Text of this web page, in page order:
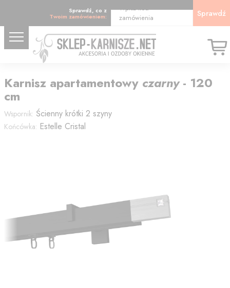
Sprawdź, co z
Twoim zamówieniem:
Wpisz kod
zamówienia
Sprawdź
Karnisz apartamentowy czarny- 120
cm
Wspornik: Ścienny krótki 2 szyny
Końcówka: Estelle Cristal